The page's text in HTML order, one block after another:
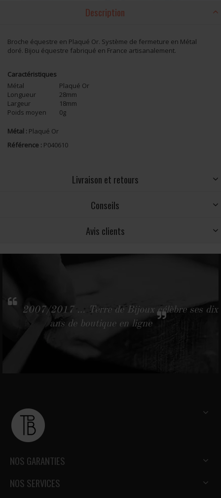
Description
Broche équestre en Plaqué Or. Système de fermeture en Métal
doré. Bijou équestre fabriqué en France artisanalement.
Caractéristiques
Métal
Plaqué Or
Longueur
28mm
Largeur
18mm
Poids moyen
0g
Métal : Plaqué Or
Référence : P040610
Livraison et retours
Conseils
Avis clients
2007/2017 … Terre de Bijoux célèbre ses dix
ans de boutique en ligne
NOS GARANTIES
NOS SERVICES